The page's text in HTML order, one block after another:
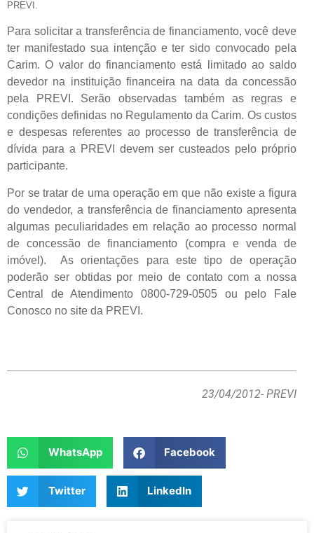
PREVI.
Para solicitar a transferência de financiamento, você deve
ter manifestado sua intenção e ter sido convocado pela
Carim. O valor do financiamento está limitado ao saldo
devedor na instituição financeira na data da concessão
pela PREVI. Serão observadas também as regras e
condições definidas no Regulamento da Carim. Os custos
e despesas referentes ao processo de transferência de
dívida para a PREVI devem ser custeados pelo próprio
participante.
Por se tratar de uma operação em que não existe a figura
do vendedor, a transferência de financiamento apresenta
algumas peculiaridades em relação ao processo normal
de concessão de financiamento (compra e venda de
imóvel). As orientações para este tipo de operação
poderão ser obtidas por meio de contato com a nossa
Central de Atendimento 0800-729-0505 ou pelo Fale
Conosco no site da PREVI.
23/04/2012- PREVI
WhatsApp Facebook
Twitter LinkedIn